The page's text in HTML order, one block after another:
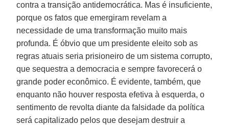
contra a transição antidemocrática. Mas é insuficiente,
porque os fatos que emergiram revelam a
necessidade de uma transformação muito mais
profunda. É óbvio que um presidente eleito sob as
regras atuais seria prisioneiro de um sistema corrupto,
que sequestra a democracia e sempre favorecerá o
grande poder econômico. É evidente, também, que
enquanto não houver resposta efetiva à esquerda, o
sentimento de revolta diante da falsidade da política
será capitalizado pelos que desejam destruir a